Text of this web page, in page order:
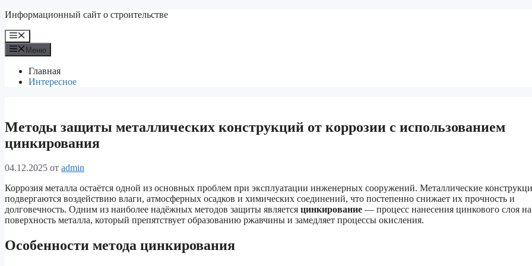
Перейти
содержимому
Информационный сайт о строительстве
Меню
Меню
Главная
Интересное
Методы защиты металлических конструкций от коррозии с использованием
цинкирования
04.12.2025 от admin
Коррозия металла остаётся одной из основных проблем при эксплуатации инженерных сооружений. Металлические
подвергаются воздействию влаги, атмосферных осадков и химических соединений, что постепенно снижает их прочность и
долговечность. Одним из наиболее надёжных методов защиты является цинкирование — процесс нанесения цинкового слоя на
поверхность металла, который препятствует образованию ржавчины и замедляет процессы окисления.
Особенности метода цинкирования